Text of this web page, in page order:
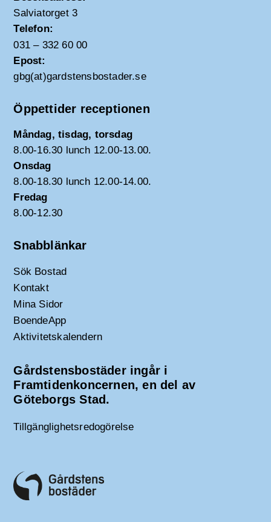
Salviatorget 3
Telefon:
031 – 332 60 00
Epost:
gbg(at)gardstensbostader.se
Öppettider receptionen
Måndag, tisdag, torsdag
8.00-16.30 lunch 12.00-13.00.
Onsdag
8.00-18.30 lunch 12.00-14.00.
Fredag
8.00-12.30
Snabblänkar
Sök Bostad
Kontakt
Mina Sidor
BoendeApp
Aktivitetskalendern
Gårdstensbostäder ingår i
Framtidenkoncernen, en del av
Göteborgs Stad.
Tillgänglighetsredogörelse